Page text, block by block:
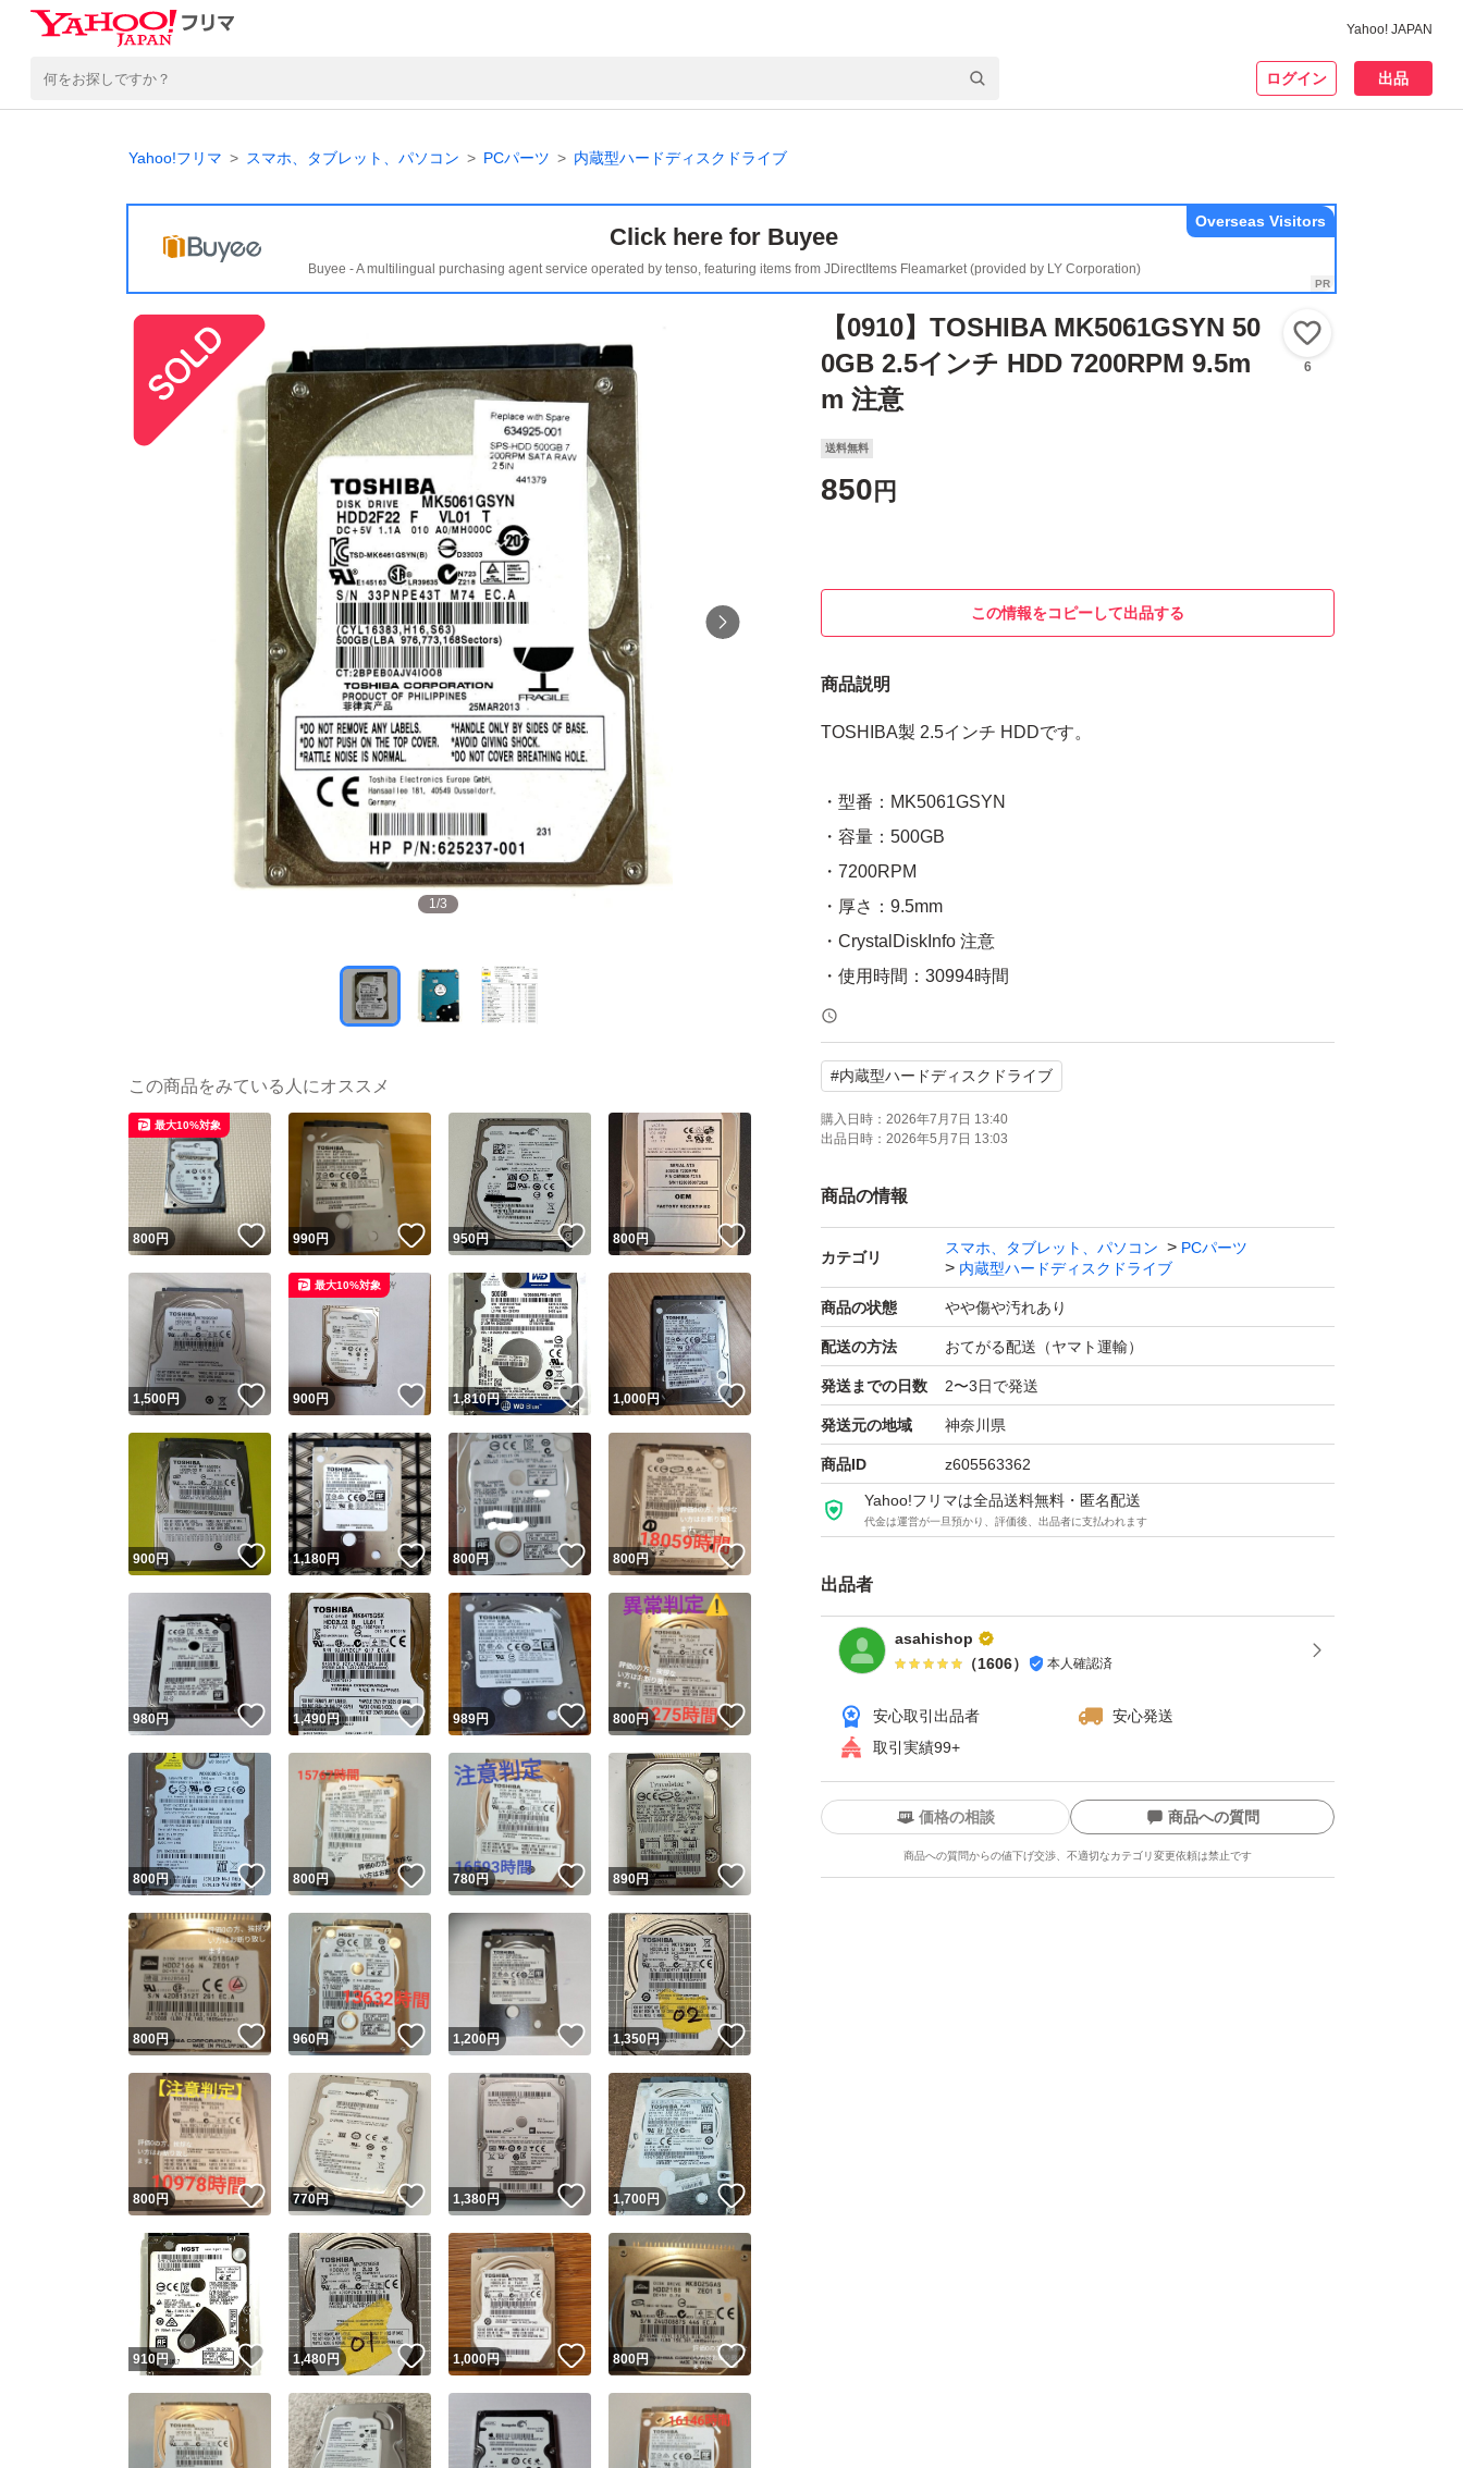
Yahoo! JAPAN
ログイン 出品
Yahoo!フリマ スマホ、タブレット、パソコン PCパーツ 内蔵型ハードディスクドライブ
Click here for Buyee
Buyee - A multilingual purchasing agent service operated by tenso, featuring items from JDirectItems Fleamarket (provided by LY Corporation)
Overseas Visitors
1/3
【0910】TOSHIBA MK5061GSYN 50
0GB 2.5インチ HDD 7200RPM 9.5m
m 注意
6
送料無料
850 円
この情報をコピーして出品する
商品説明
TOSHIBA製 2.5インチ HDDです。
・型番：MK5061GSYN
・容量：500GB
・7200RPM
・厚さ：9.5mm
・CrystalDiskInfo 注意
・使用時間：30994時間
・代替処理済セクタ数あり
・PC認識確認済み
・データ消去済み
7200RPMの高速モデルです。
中古品のためスレ・使用感あり。
※注意表示のため現状渡し
※保証なし・返品不可
※相性問題はご容赦ください
※診断ソフトや接続環境により状態表示が変動する場合がありま
す
部品取り・検証用としてご検討ください。
即購入OKです
#内蔵型ハードディスクドライブ
購入日時： 2026年7月7日 13:40
出品日時： 2026年5月7日 13:03
商品の情報
カテゴリ
スマホ、タブレット、パソコン
PCパーツ
内蔵型ハードディスクドライブ
商品の状態 やや傷や汚れあり
配送の方法 おてがる配送（ヤマト運輸）
発送までの日数 2〜3日で発送
発送元の地域 神奈川県
商品ID z605563362
Yahoo!フリマは全品送料無料・匿名配送
代金は運営が一旦預かり、評価後、出品者に支払われます
出品者
asahishop
（1606） 本人確認済
安心取引出品者
安心発送
取引実績99+
ユーザーの実績について
Yahoo!フリマが定めた一定の基準を満たしたユーザーにバッジを付与しています
安心取引出品者
安心取引出品者 Yahoo!フリマの基準をクリアした安心・安全なユーザーです
取引実績
取引実績◯+ このユーザーはYahoo!フリマの取引を完了させた実績があります
価格の相談 商品への質問
商品への質問からの値下げ交渉、不適切なカテゴリ変更依頼は禁止です
この商品の情報をコピーします
商品画像の 無断転載は禁止されています
コピーは1商品につき1回です
この商品をみている人にオススメ
800円 いいね！
最大10%対象
990円 いいね！
950円 いいね！
800円
1,500円 いいね！
900円 いいね！
最大10%対象
1,810円 いいね！
1,000円
900円 いいね！
1,180円 いいね！
800円 いいね！
800円
980円 いいね！
1,490円 いいね！
989円 いいね！
800円
800円 いいね！
800円 いいね！
780円 いいね！
890円
800円 いいね！
960円 いいね！
1,200円 いいね！
1,350円 いいね！
800円 いいね！
770円 いいね！
1,380円 いいね！
1,700円 いいね！
910円 いいね！
1,480円 いいね！
1,000円 いいね！
800円